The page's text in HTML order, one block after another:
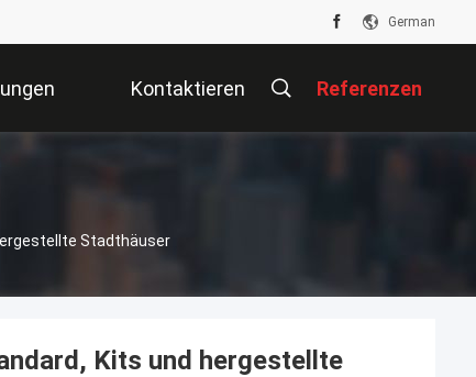
German
Kontaktieren Referenzen
Stadthäuser
Kits und hergestellte